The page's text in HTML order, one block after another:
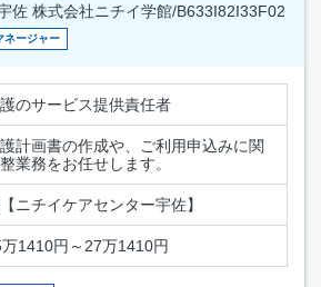
佐 株式会社ニチイ学館/B633I82I33F02
ネージャー
のサービス提供責任者
計画書の作成や、ご利用申込みに関
業務をお任せします。
ニチイケアセンター宇佐】
万1410円～27万1410円